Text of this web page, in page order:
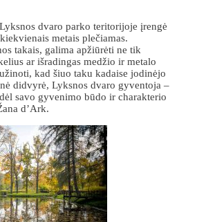
dvaro parko teritorijoje įrengė
metais plečiamas.
takais, galima apžiūrėti ne tik
ar išradingas medžio ir metalo
kad šiuo taku kadaise jodinėjo
didvyrė, Lyksnos dvaro gyventoja –
savo gyvenimo būdo ir charakterio
d’Ark.